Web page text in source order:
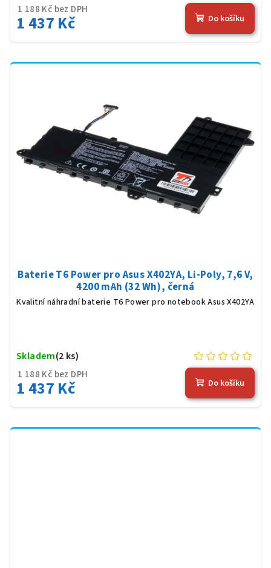
1 188 Kč bez DPH
1 437 Kč Do košíku
Baterie T6 Power pro Asus X402YA, Li-Poly, 7,6 V,
4200 mAh (32 Wh), černá
Kvalitní náhradní baterie T6 Power pro notebook Asus X402YA
1 188 Kč bez DPH
1 437 Kč
Skladem(2 ks)
Do košíku